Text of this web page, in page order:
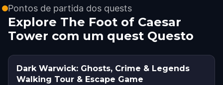
Pontos de partida dos quests
Explore The Foot of Caesar
Tower com um quest Questo
Dark Warwick: Ghosts, Crime & Legends
Walking Tour & Escape Game